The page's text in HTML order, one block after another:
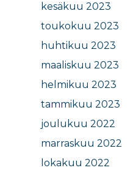
kesäkuu 2023
toukokuu 2023
huhtikuu 2023
maaliskuu 2023
helmikuu 2023
tammikuu 2023
joulukuu 2022
marraskuu 2022
lokakuu 2022